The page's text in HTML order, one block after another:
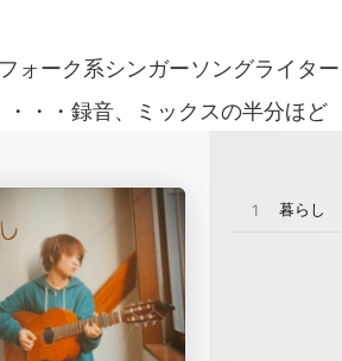
ォーク系シンガーソングライター
・・・録音、ミックスの半分ほど